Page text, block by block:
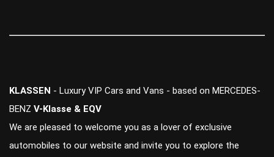
KLASSEN - Luxury VIP Cars and Vans - based on MERCEDES-
BENZ V-Klasse & EQV
We are pleased to welcome you as a lover of exclusive
automobiles to our website and invite you to explore the